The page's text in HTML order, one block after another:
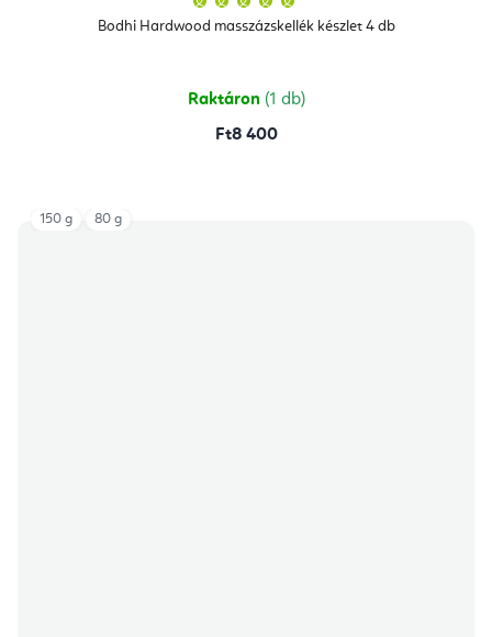
Bodhi Hardwood masszázskellék készlet 4 db
átlagos
értékelése
csillag.
Raktáron (1 db)
Ft8 400
150 g 80 g